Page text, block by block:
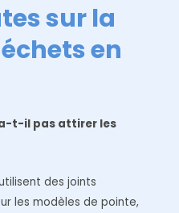
sur la
en
t-il pas attirer les
des joints
les modèles de pointe,